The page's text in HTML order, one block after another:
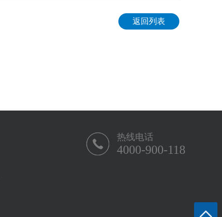
返回列表
热线电话
4000-900-118